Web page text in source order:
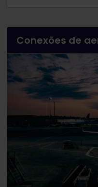
Conexões de